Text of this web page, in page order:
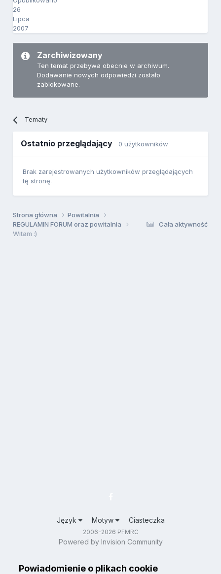
26
Lipca
2007
Zarchiwizowany
Ten temat przebywa obecnie w archiwum.
Dodawanie nowych odpowiedzi zostało
zablokowane.
Tematy
Ostatnio przeglądający 0 użytkowników
Brak zarejestrowanych użytkowników przeglądających
tę stronę.
Cała aktywność
Strona główna
Powitalnia
REGULAMIN FORUM oraz powitalnia
Witam :)
Język Motyw Ciasteczka
2006-2026 PFMRC
Powered by Invision Community
Powiadomienie o plikach cookie